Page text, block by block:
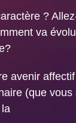
?
va
avenir affectif
(que